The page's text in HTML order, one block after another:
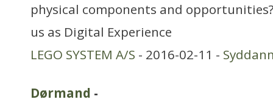
physical components and
us as Digital Experience
LEGO SYSTEM A/S - 2016-02-11 -
Dørmand -